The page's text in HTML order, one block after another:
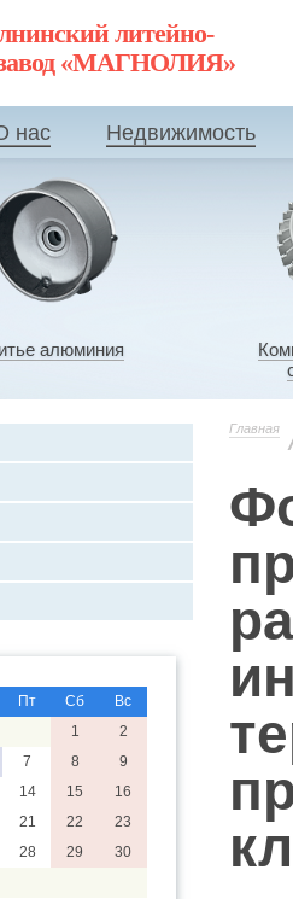
литейно-
завод «МАГНОЛИЯ»
нас Недвижимость
алюминия
Пт Сб
Вс
1
2
7 8
9
14 15
16
21 22
23
28 29
30
Главная